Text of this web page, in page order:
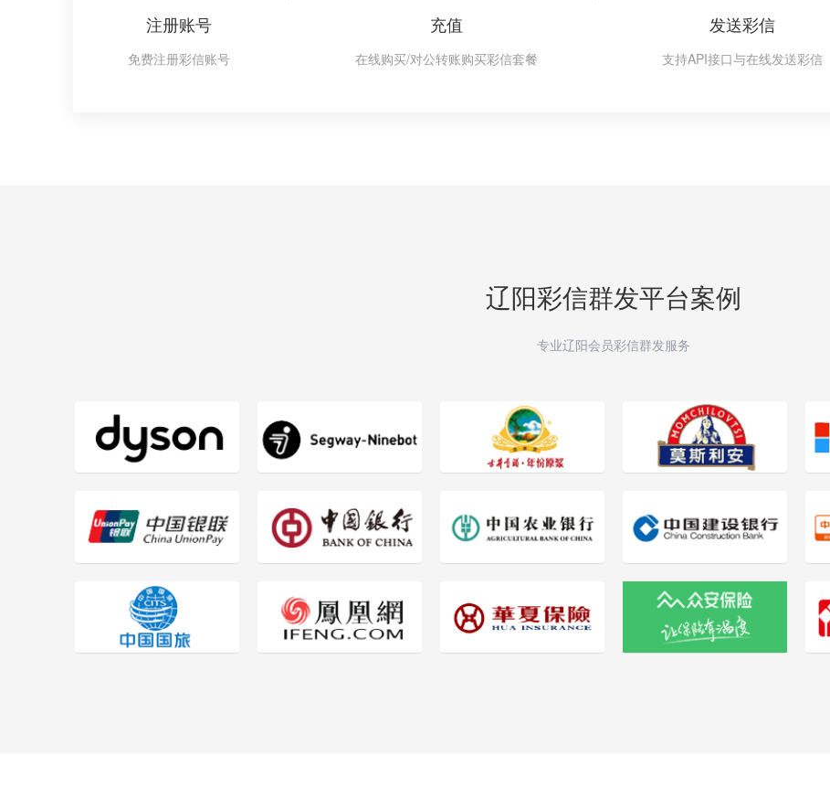
注册账号
免费注册彩信账号
充值
在线购买/对公转账购买彩信套餐
发送彩信
支持API接口与在线发送彩信
辽阳彩信群发平台案例
专业辽阳会员彩信群发服务